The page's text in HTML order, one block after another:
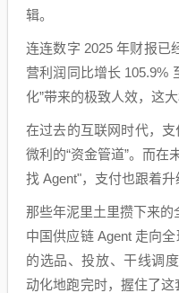
辑。
连连数字 2025 年财报已
营利润同比增长 105.9%
化”带来的极致人效，这
在过去的互联网时代，支
微利的“资金管道”。而在
找 Agent"，支付也跟着升
那些年泥里土里攒下来的
中国供应链 Agent 走向
的选品、投放、干线调
动化地跑完时，握住了